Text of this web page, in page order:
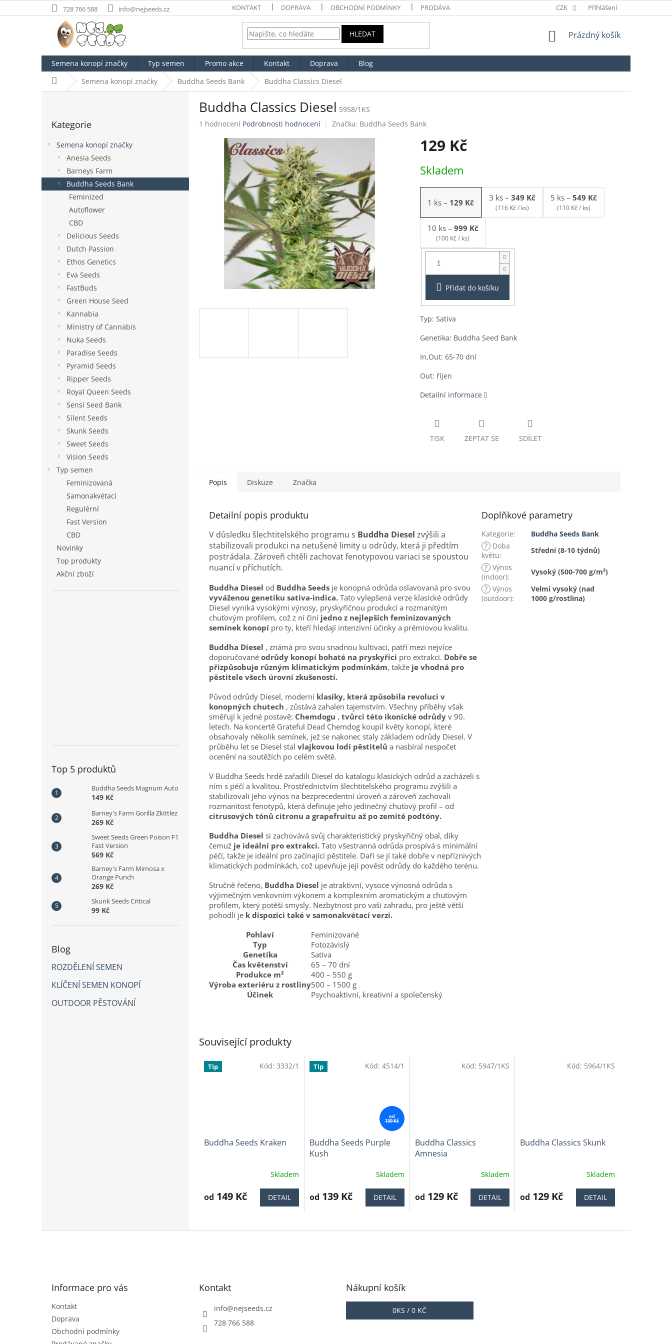
na
728 766 588 info@nejseeds.cz KONTAKT DOPRAVA OBCHODNÍ PODMÍNKY PRODÁVANÉ ZNAČKY ODSTOUPENÍ OD SMLOUVY
CZK Přihlášení
HLEDAT
NÁKUPNÍ
Prázdný košík
Semena konopí značky Typ semen Promo akce Kontakt Doprava
Blog
Domů Semena konopí značky Buddha Seeds Bank Buddha Classics Diesel
kategorie
Kategorie
Semena konopí značky
Anesia Seeds
Barneys Farm
Buddha Seeds Bank
Feminized
Autoflower
CBD
Delicious Seeds
Dutch Passion
Ethos Genetics
Eva Seeds
FastBuds
Green House Seed
Kannabia
Ministry of Cannabis
Nuka Seeds
Paradise Seeds
Pyramid Seeds
Ripper Seeds
Royal Queen Seeds
Sensi Seed Bank
Silent Seeds
Skunk Seeds
Sweet Seeds
Vision Seeds
Typ semen
Feminizovaná
Samonakvétací
Regulérní
Fast Version
CBD
Novinky
Top produkty
Akční zboží
Top 5 produktů
Buddha Seeds Magnum Auto
149 Kč
Barney's Farm Gorilla Zkittlez
269 Kč
Sweet Seeds Green Poison F1
Fast Version
569 Kč
Barney's Farm Mimosa x
Orange Punch
269 Kč
Skunk Seeds Critical
99 Kč
Blog
ROZDĚLENÍ SEMEN
KLÍČENÍ SEMEN KONOPÍ
OUTDOOR PĚSTOVÁNÍ
Buddha Classics Diesel 5958/1KS
Průměrné
produktu
hvězdiček.
1 hodnocení Podrobnosti hodnocení Značka: Buddha Seeds Bank
129 Kč
cena:
Skladem
1 ks – 129 Kč 3 ks – 349 Kč
(116 Kč / ks)
5 ks – 549 Kč
(110 Kč / ks)
10 ks – 999 Kč
(100 Kč / ks)
Balení:
Přidat do košíku
Typ: Sativa
Genetika: Buddha Seed Bank
In,Out: 65-70 dní
Out: říjen
Detailní informace
TISK ZEPTAT SE SDÍLET
Související produkty
Tip
Buddha Seeds Kraken
produktu
5
Skladem
od 149 Kč DETAIL
Kód: 3332/1 Tip
od
139 Kč
Buddha Seeds Purple
Kush
produktu
5
Skladem
od 139 Kč DETAIL
Kód: 4514/1
Buddha Classics
Amnesia
produktu
5
Skladem
od 129 Kč DETAIL
Kód: 5947/1KS
Buddha Classics Skunk
Skladem
od 129 Kč DETAIL
Kód: 5964/1KS
Popis Diskuze Značka
Detailní popis produktu
V důsledku šlechtitelského programu s Buddha Diesel zvýšili a
stabilizovali produkci na netušené limity u odrůdy, která ji předtím
postrádala. Zároveň chtěli zachovat fenotypovou variaci se spoustou
nuancí v příchutích.
Buddha Diesel od Buddha Seeds je konopná odrůda oslavovaná pro svou
vyváženou genetiku sativa-indica. Tato vylepšená verze klasické odrůdy
Diesel vyniká vysokými výnosy, pryskyřičnou produkcí a rozmanitým
chuťovým profilem, což z ní činí jedno z nejlepších feminizovaných
semínek konopí pro ty, kteří hledají intenzivní účinky a prémiovou kvalitu.
Buddha Diesel , známá pro svou snadnou kultivaci, patří mezi nejvíce
doporučované odrůdy konopí bohaté na pryskyřici pro extrakci. Dobře se
přizpůsobuje různým klimatickým podmínkám, takže je vhodná pro
pěstitele všech úrovní zkušeností.
Původ odrůdy Diesel, moderní klasiky, která způsobila revoluci v
konopných chutech , zůstává zahalen tajemstvím. Všechny příběhy však
směřují k jedné postavě: Chemdogu , tvůrci této ikonické odrůdy v 90.
letech. Na koncertě Grateful Dead Chemdog koupil květy konopí, které
obsahovaly několik semínek, jež se nakonec staly základem odrůdy Diesel. V
průběhu let se Diesel stal vlajkovou lodí pěstitelů a nasbíral nespočet
ocenění na soutěžích po celém světě.
V Buddha Seeds hrdě zařadili Diesel do katalogu klasických odrůd a zacházeli s
ním s péčí a kvalitou. Prostřednictvím šlechtitelského programu zvýšili a
stabilizovali jeho výnos na bezprecedentní úroveň a zároveň zachovali
rozmanitost fenotypů, která definuje jeho jedinečný chuťový profil – od
citrusových tónů citronu a grapefruitu až po zemité podtóny.
Buddha Diesel si zachovává svůj charakteristický pryskyřičný obal, díky
čemuž je ideální pro extrakci. Tato všestranná odrůda prospívá s minimální
péčí, takže je ideální pro začínající pěstitele. Daří se jí také dobře v nepříznivých
klimatických podmínkách, což upevňuje její pověst odrůdy do každého terénu.
Stručně řečeno, Buddha Diesel je atraktivní, vysoce výnosná odrůda s
výjimečným venkovním výkonem a komplexním aromatickým a chuťovým
profilem, který potěší smysly. Nezbytnost pro vaši zahradu, pro ještě větší
pohodlí je k dispozici také v samonakvétací verzi.
Pohlaví
Feminizované
Typ
Fotozávislý
Genetika
Sativa
Čas květenství
65 – 70 dní
Produkce m²
400 – 550 g
Výroba exteriéru z rostliny500 – 1500 g
Účinek
Psychoaktivní, kreativní a společenský
Doplňkové parametry
Kategorie:
Buddha Seeds Bank
? Doba
květu:
Střední (8-10 týdnů)
? Výnos
(indoor):
Vysoký (500-700 g/m²)
? Výnos
(outdoor):
Velmi vysoký (nad
1000 g/rostlina)
Informace pro vás
Kontakt
Doprava
Obchodní podmínky
Kontakt
info@nejseeds.cz
728 766 588
Nákupní košík
0KS /0 KČ